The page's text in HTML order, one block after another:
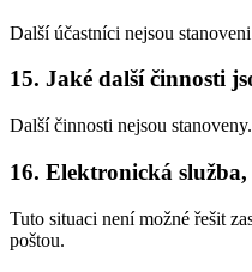
Další účastníci nejsou
15. Jaké další činnosti
Další činnosti nejsou stanoveny.
16. Elektronická
Tuto situaci není možné řešit
poštou.